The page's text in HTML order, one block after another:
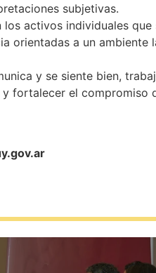
subjetivas.
activos individuales que
orientadas a un ambiente
y se siente bien,
fortalecer el compromiso